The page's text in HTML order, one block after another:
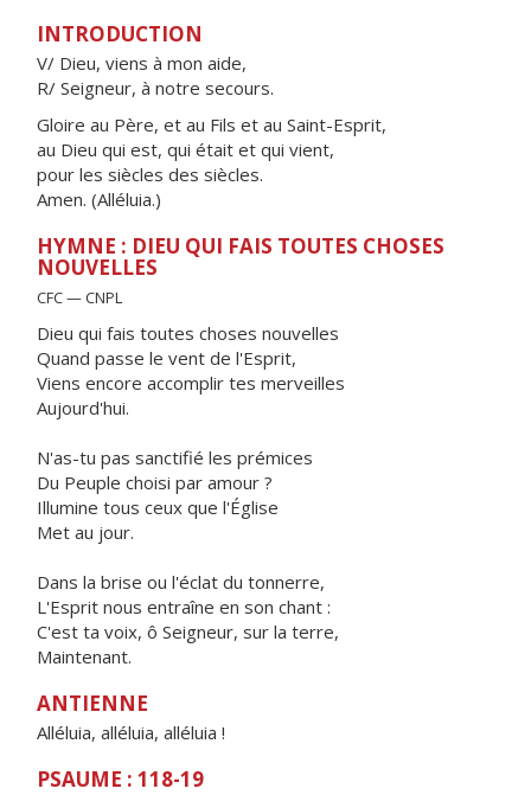
INTRODUCTION
V/ Dieu, viens à mon aide,
R/ Seigneur, à notre secours.
Gloire au Père, et au Fils et au Saint-Esprit,
au Dieu qui est, qui était et qui vient,
pour les siècles des siècles.
Amen. (Alléluia.)
HYMNE : DIEU QUI FAIS TOUTES CHOSES
NOUVELLES
CFC — CNPL
Dieu qui fais toutes choses nouvelles
Quand passe le vent de l'Esprit,
Viens encore accomplir tes merveilles
Aujourd'hui.
N'as-tu pas sanctifié les prémices
Du Peuple choisi par amour ?
Illumine tous ceux que l'Église
Met au jour.
Dans la brise ou l'éclat du tonnerre,
L'Esprit nous entraîne en son chant :
C'est ta voix, ô Seigneur, sur la terre,
Maintenant.
ANTIENNE
Alléluia, alléluia, alléluia !
PSAUME : 118-19